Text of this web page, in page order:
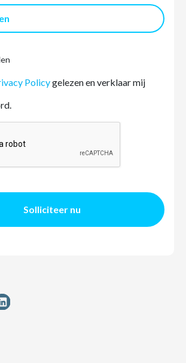
Policygelezen en verklaar mij
Solliciteer nu